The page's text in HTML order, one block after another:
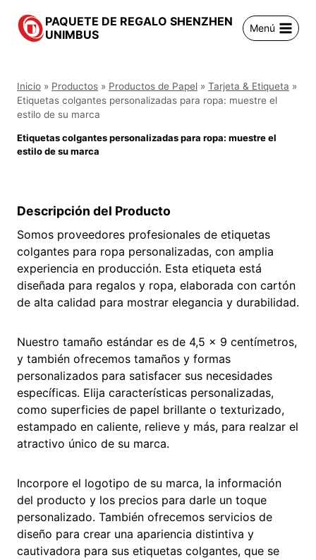
contenido
PAQUETE DE REGALO SHENZHEN
UNIMBUS
Menú
Inicio » Productos » Productos de Papel » Tarjeta & Etiqueta »
Etiquetas colgantes personalizadas para ropa: muestre el
estilo de su marca
Etiquetas colgantes personalizadas para ropa: muestre el
estilo de su marca
Descripción del Producto
Somos proveedores profesionales de etiquetas
colgantes para ropa personalizadas, con amplia
experiencia en producción. Esta etiqueta está
diseñada para regalos y ropa, elaborada con cartón
de alta calidad para mostrar elegancia y durabilidad.
Nuestro tamaño estándar es de 4,5 x 9 centímetros,
y también ofrecemos tamaños y formas
personalizados para satisfacer sus necesidades
específicas. Elija características personalizadas,
como superficies de papel brillante o texturizado,
estampado en caliente, relieve y más, para realzar el
atractivo único de su marca.
Incorpore el logotipo de su marca, la información
del producto y los precios para darle un toque
personalizado. También ofrecemos servicios de
diseño para crear una apariencia distintiva y
cautivadora para sus etiquetas colgantes, que se